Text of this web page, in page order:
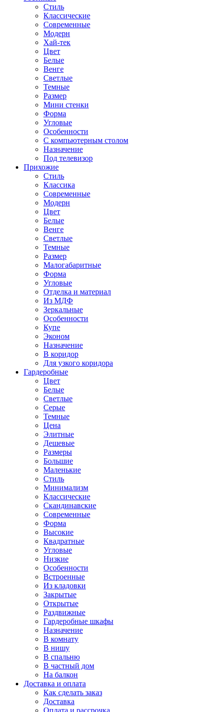
Стиль
Классические
Современные
Модерн
Хай-тек
Цвет
Белые
Венге
Светлые
Темные
Размер
Мини стенки
Форма
Угловые
Особенности
С компьютерным столом
Назначение
Под телевизор
Прихожие
Стиль
Классика
Современные
Модерн
Цвет
Белые
Венге
Светлые
Темные
Размер
Малогабаритные
Форма
Угловые
Отделка и материал
Из МДФ
Зеркальные
Особенности
Купе
Эконом
Назначение
В коридор
Для узкого коридора
Гардеробные
Цвет
Белые
Светлые
Серые
Темные
Цена
Элитные
Дешевые
Размеры
Большие
Маленькие
Стиль
Минимализм
Классические
Скандинавские
Современные
Форма
Высокие
Квадратные
Угловые
Низкие
Особенности
Встроенные
Из кладовки
Закрытые
Открытые
Раздвижные
Гардеробные шкафы
Назначение
В комнату
В нишу
В спальню
В частный дом
На балкон
Доставка и оплата
Как сделать заказ
Доставка
Оплата и рассрочка